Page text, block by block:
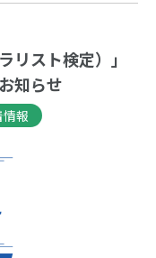
リスト検定）」
知らせ
報